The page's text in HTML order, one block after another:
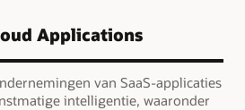
Applications
van SaaS-applicaties
intelligentie, waaronder